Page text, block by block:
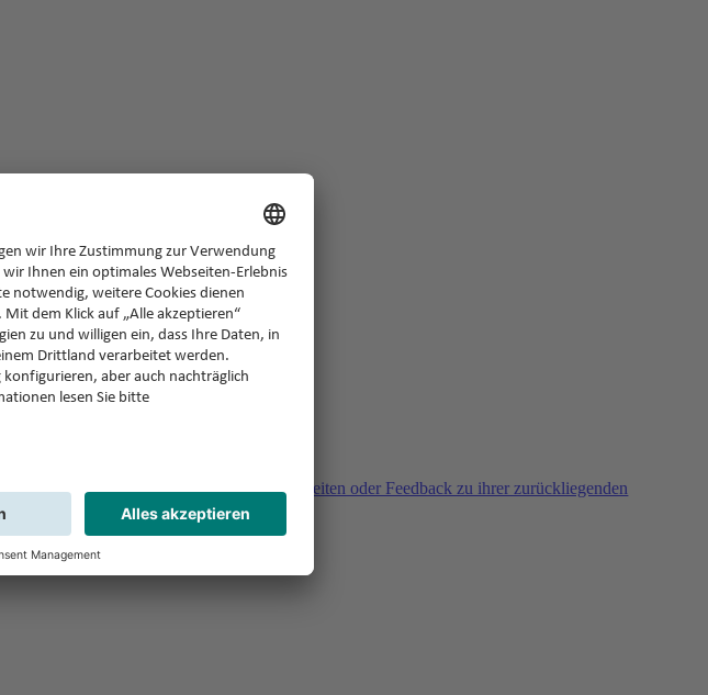
Sie haben Fragen, Unklarheiten oder Feedback zu ihrer zurückliegenden
Buchung?